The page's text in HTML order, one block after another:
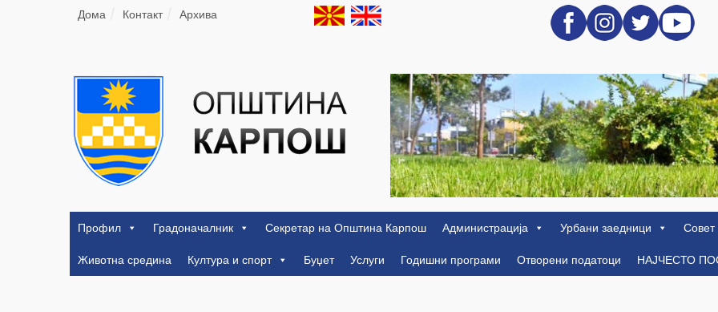
Дома Контакт Архива
Профил Градоначалник Секретар на Општина Карпош Администрација Урбани заедници
Совет
Животна средина
Култура и спорт Буџет Услуги Годишни програми Отворени податоци НАЈЧЕСТО